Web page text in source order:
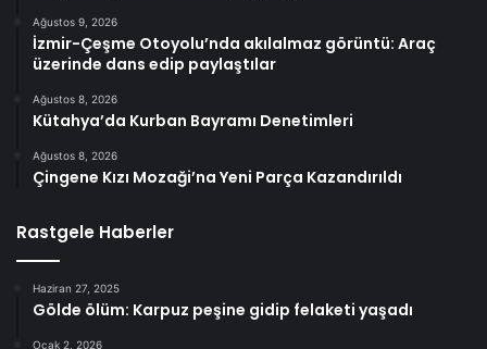
Ağustos 9, 2026
İzmir-Çeşme Otoyolu’nda akılalmaz görüntü: Araç
üzerinde dans edip paylaştılar
Ağustos 8, 2026
Kütahya’da Kurban Bayramı Denetimleri
Ağustos 8, 2026
Çingene Kızı Mozaği’na Yeni Parça Kazandırıldı
Rastgele Haberler
Haziran 27, 2025
Gölde ölüm: Karpuz peşine gidip felaketi yaşadı
Ocak 2, 2026